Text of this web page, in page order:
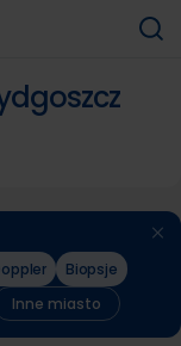
Biopsje
Inne miasto